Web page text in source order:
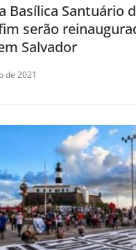
Basílica Santuário
serão
Salvador
de 2021